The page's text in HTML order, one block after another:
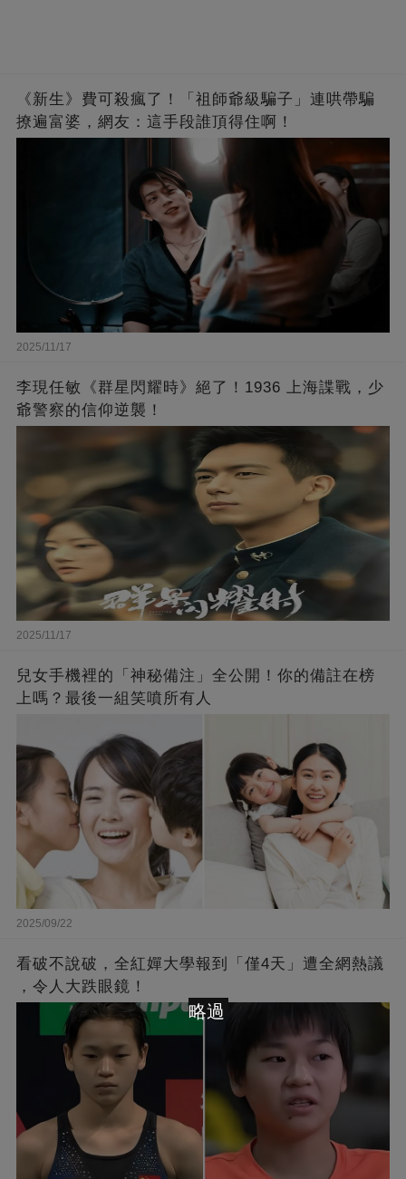
《新生》費可殺瘋了！「祖師爺級騙子」連哄帶騙
撩遍富婆，網友：這手段誰頂得住啊！
2025/11/17
李現任敏《群星閃耀時》絕了！1936 上海諜戰，少
爺警察的信仰逆襲！
2025/11/17
兒女手機裡的「神秘備注」全公開！你的備註在榜
上嗎？最後一組笑噴所有人
2025/09/22
看破不說破，全紅嬋大學報到「僅4天」遭全網熱議
，令人大跌眼鏡！
略過